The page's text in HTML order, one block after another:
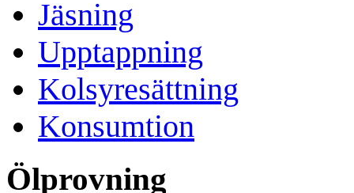
Jäsning
Upptappning
Kolsyresättning
Konsumtion
Ölprovning